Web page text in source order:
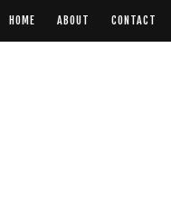
HOME ABOUT CONTACT